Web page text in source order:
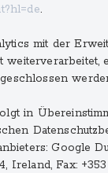
.
mit der
in
Google
Ireland, Fax: +353